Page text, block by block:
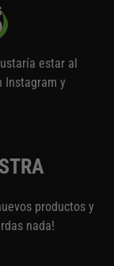
estar al
Instagram y
productos y
nada!